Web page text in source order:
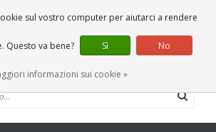
0 Articoli
sul vostro computer per aiutarci a rendere
Questo va bene? Sì No
informazioni sui cookie »